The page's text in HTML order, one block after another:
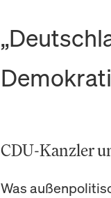
CDU-Kanzler
Was